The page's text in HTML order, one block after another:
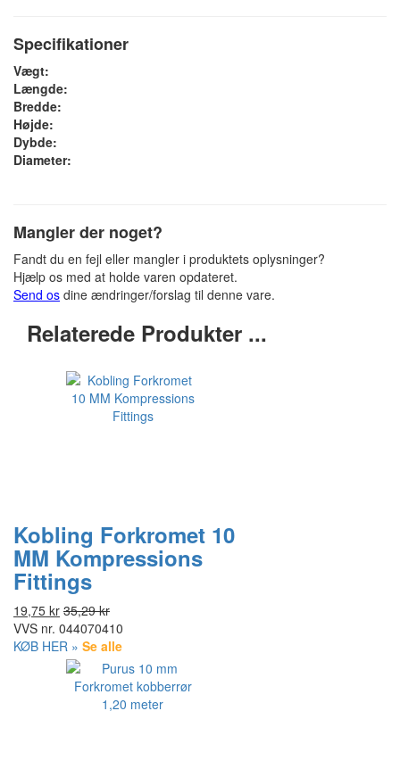
Specifikationer
Vægt:
Længde:
Bredde:
Højde:
Dybde:
Diameter:
Mangler der noget?
Fandt du en fejl eller mangler i produktets oplysninger?
Hjælp os med at holde varen opdateret.
Send os dine ændringer/forslag til denne vare.
Relaterede Produkter ...
Kobling Forkromet 10
MM Kompressions
Fittings
19,75 kr 35,29 kr
VVS nr. 044070410
KØB HER » Se alle